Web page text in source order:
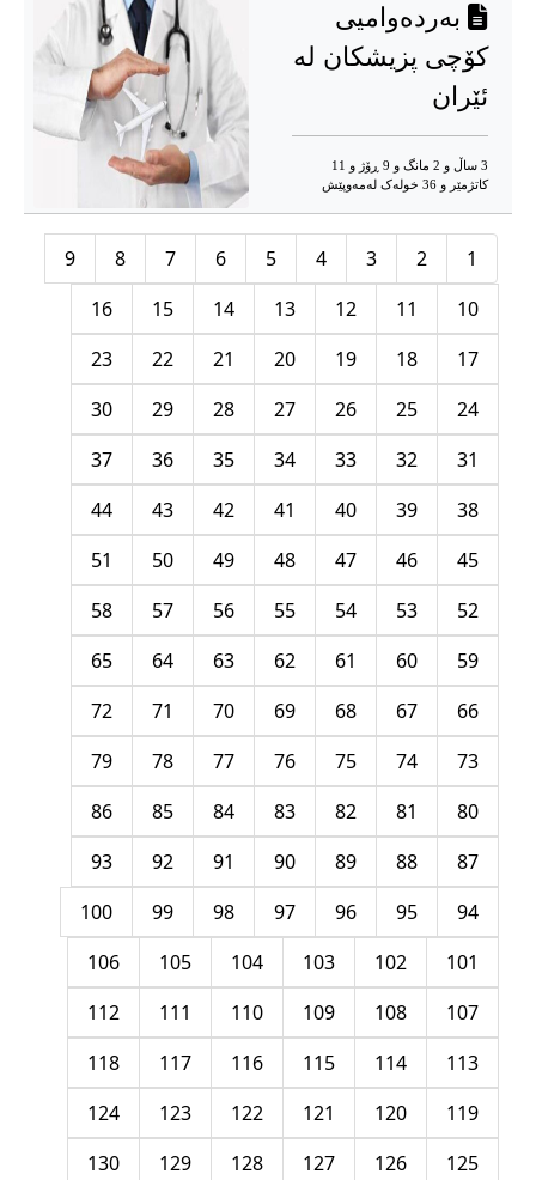
بەردەوامیی
کۆچی پزیشکان لە
ئێران
3 ساڵ و 2 مانگ و 9 ڕۆژ و 11
کاتژمێر و 36 خوله‌ک له‌مه‌وپێش‌
1
2
3
4
5
6
7
8
9
10
11
12
13
14
15
16
17
18
19
20
21
22
23
24
25
26
27
28
29
30
31
32
33
34
35
36
37
38
39
40
41
42
43
44
45
46
47
48
49
50
51
52
53
54
55
56
57
58
59
60
61
62
63
64
65
66
67
68
69
70
71
72
73
74
75
76
77
78
79
80
81
82
83
84
85
86
87
88
89
90
91
92
93
94
95
96
97
98
99
100
101
102
103
104
105
106
107
108
109
110
111
112
113
114
115
116
117
118
119
120
121
122
123
124
125
126
127
128
129
130